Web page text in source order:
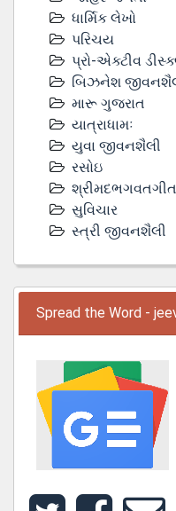
ધાર્મિક લેખો
પરિચય
પ્રો-એક્ટીવ
બિઝનેશ
મારૂ ગુજરાત
યાત્રાધામઃ
યુવા જીવનશૈલી
રસોઇ
સુવિચાર
સ્ત્રી જીવનશૈલી
Spread the Word -